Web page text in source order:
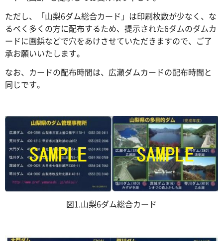
ただし、「山梨6ダム総合カード」は印刷枚数が少なく、な
るべく多くの方に配布するため、提示された6ダムのダムカ
ードに画鋲などで穴をあけさせていただきますので、ご了
承お願いいたします。
なお、カードの配布時間は、広瀬ダムカードの配布時間と
同じです。
図1.山梨6ダム総合カード